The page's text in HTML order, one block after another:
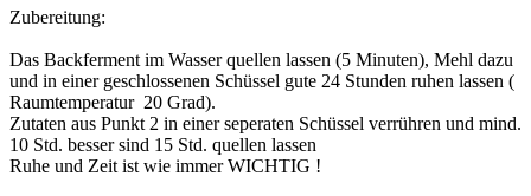
Zubereitung:
Das Backferment im Wasser quellen lassen (5 Minuten), Mehl dazu
und in einer geschlossenen Schüssel gute 24 Stunden ruhen lassen (
Raumtemperatur 20 Grad).
Zutaten aus Punkt 2 in einer seperaten Schüssel verrühren und mind.
10 Std. besser sind 15 Std. quellen lassen
Ruhe und Zeit ist wie immer WICHTIG !